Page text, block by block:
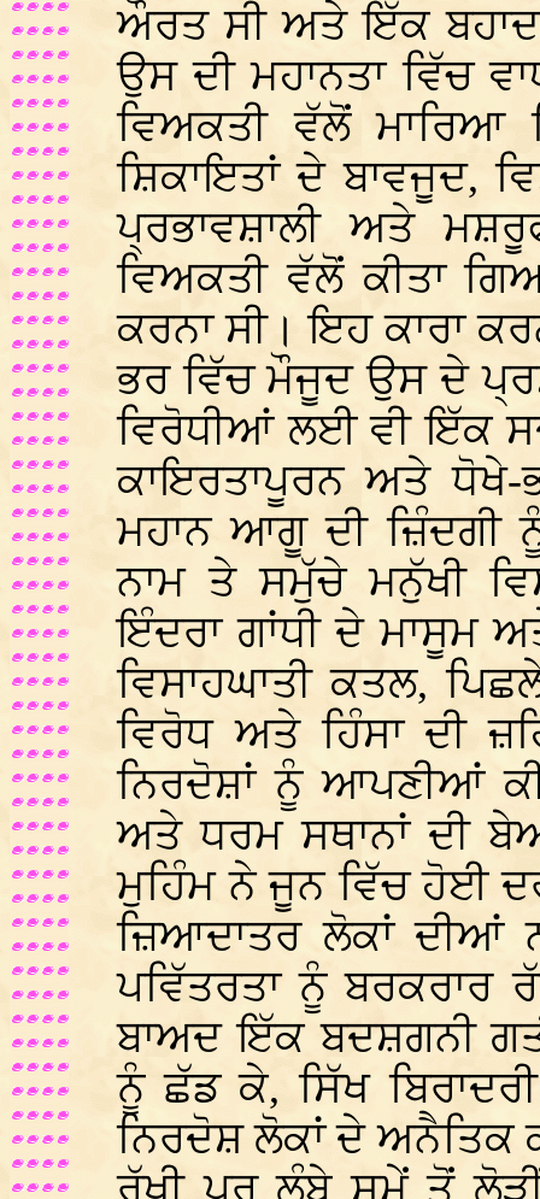
ਔਰਤ ਸੀ ਅਤੇ ਇੱਕ
ਉਸ ਦੀ ਮਹਾਨਤਾ ਵਿੱਚ
ਵਿਅਕਤੀ ਵੱਲੋਂ
ਸ਼ਿਕਾਇਤਾਂ ਦੇ ਬਾਵਜੂਦ,
ਪ੍ਰਭਾਵਸ਼ਾਲੀ ਅਤੇ
ਵਿਅਕਤੀ ਵੱਲੋਂ ਕੀਤਾ
ਕਰਨਾ ਸੀ। ਇਹ ਕਾਰਾ
ਭਰ ਵਿੱਚ ਮੌਜੂਦ ਉਸ ਦੇ
ਵਿਰੋਧੀਆਂ ਲਈ ਵੀ ਇੱਕ
ਕਾਇਰਤਾਪੂਰਨ ਅਤੇ
ਮਹਾਨ ਆਗੂ ਦੀ ਜ਼ਿੰਦਗੀ
ਨਾਮ ਤੇ ਸਮੁੱਚੇ ਮਨੁੱਖੀ
ਇੰਦਰਾ ਗਾਂਧੀ ਦੇ ਮਾਸੂਮ
ਵਿਸਾਹਘਾਤੀ ਕਤਲ,
ਵਿਰੋਧ ਅਤੇ ਹਿੰਸਾ ਦੀ
ਨਿਰਦੋਸ਼ਾਂ ਨੂੰ ਆਪਣੀਆਂ
ਅਤੇ ਧਰਮ ਸਥਾਨਾਂ ਦੀ
ਮੁਹਿੰਮ ਨੇ ਜੂਨ ਵਿੱਚ ਹੋਈ
ਜ਼ਿਆਦਾਤਰ ਲੋਕਾਂ ਦੀਆਂ
ਪਵਿੱਤਰਤਾ ਨੂੰ
ਬਾਅਦ ਇੱਕ ਬਦਸ਼ਗਨੀ
ਨੂੰ ਛੱਡ ਕੇ, ਸਿੱਖ
ਨਿਰਦੋਸ਼ ਲੋਕਾਂ ਦੇ ਅਨੈਤਿਕ
ਰੱਖੀ ਪਰ ਲੰਬੇ ਸਮੇਂ ਤੋਂ